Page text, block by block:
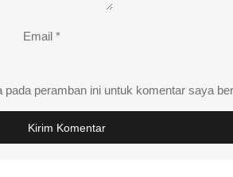
Email *
peramban ini untuk komentar saya